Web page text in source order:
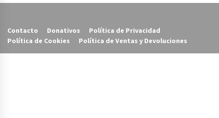
Contacto Donativos
Política de Privacidad
Política de Cookies
Política de Ventas y Devoluciones